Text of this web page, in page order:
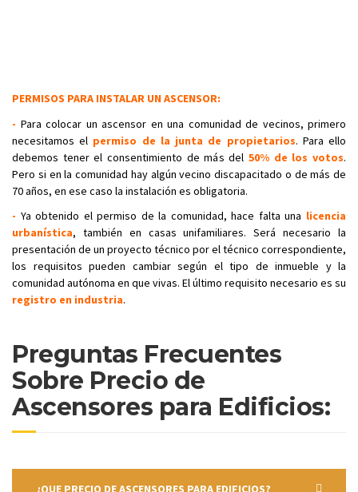
PERMISOS PARA INSTALAR UN ASCENSOR:
- Para colocar un ascensor en una comunidad de vecinos, primero
necesitamos el permiso de la junta de propietarios. Para ello
debemos tener el consentimiento de más del 50% de los votos.
Pero si en la comunidad hay algún vecino discapacitado o de más de
70 años, en ese caso la instalación es obligatoria.
- Ya obtenido el permiso de la comunidad, hace falta una licencia
urbanística, también en casas unifamiliares. Será necesario la
presentación de un proyecto técnico por el técnico correspondiente,
los requisitos pueden cambiar según el tipo de inmueble y la
comunidad autónoma en que vivas. El último requisito necesario es su
registro en industria.
Preguntas Frecuentes
Sobre Precio de
Ascensores para Edificios:
¿QUE PRECIO DE ASCENSORES PARA EDIFICIOS?